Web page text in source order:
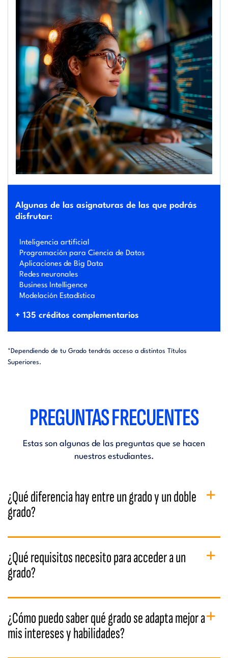
Algunas de las asignaturas de las que podrás
disfrutar:
Inteligencia artificial
Programación para Ciencia de Datos
Aplicaciones de Big Data
Redes neuronales
Business Intelligence
Modelación Estadística
+ 135 créditos complementarios
*Dependiendo de tu Grado tendrás acceso a distintos Títulos
Superiores.
PREGUNTAS FRECUENTES
Estas son algunas de las preguntas que se hacen
nuestros estudiantes.
¿Qué diferencia hay entre un grado y un doble
grado?
¿Qué requisitos necesito para acceder a un
grado?
¿Cómo puedo saber qué grado se adapta mejor a
mis intereses y habilidades?